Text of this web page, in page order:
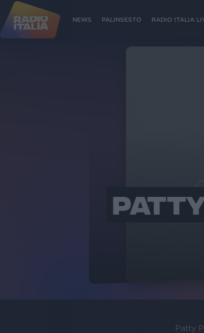
NEWS PALINSESTO RADIO ITALIA
Patty